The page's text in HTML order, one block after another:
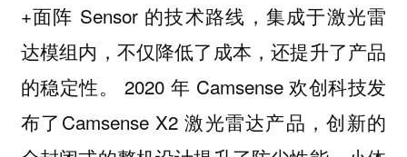
+面阵 Sensor 的技术路线，集成于激光雷
达模组内，不仅降低了成本，还提升了产品
的稳定性。 2020 年 Camsense 欢创科技发
布了Camsense X2 激光雷达产品，创新的